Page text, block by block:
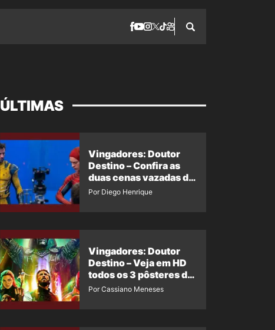
ÚLTIMAS
Vingadores: Doutor
Destino – Confira as
duas cenas vazadas do
Wolverine e o Homem-
Por Diego Henrique
Vingadores: Doutor
Destino – Veja em HD
todos os 3 pôsteres de
‘Doomsday’ + 1 imagem
Por Cassiano Meneses